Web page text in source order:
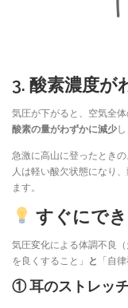
3. 酸素濃度が
気圧が下がると、空気全
酸素の量がわずかに減少し
急激に高山に登ったとき
人は軽い酸欠状態になり
ます。
すぐにで
気圧変化による体調不良
を良くすること」 と 「自
① 耳のストレッ